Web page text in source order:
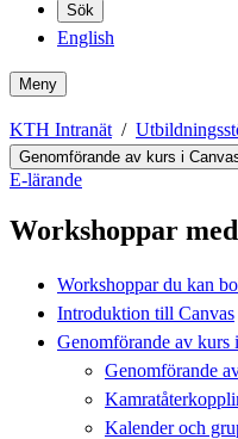
Sök
English
Meny
KTH Intranät
Genomförande av kurs i
E-lärande
Workshoppar
Workshoppar du kan
Introduktion till Canvas
Genomförande av kurs
Genomförande
Kalender och